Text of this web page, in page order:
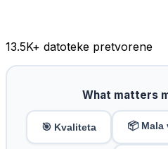
13.5K+ datoteke pretvorene
What matters
🎯 Kvaliteta 📦 Mala